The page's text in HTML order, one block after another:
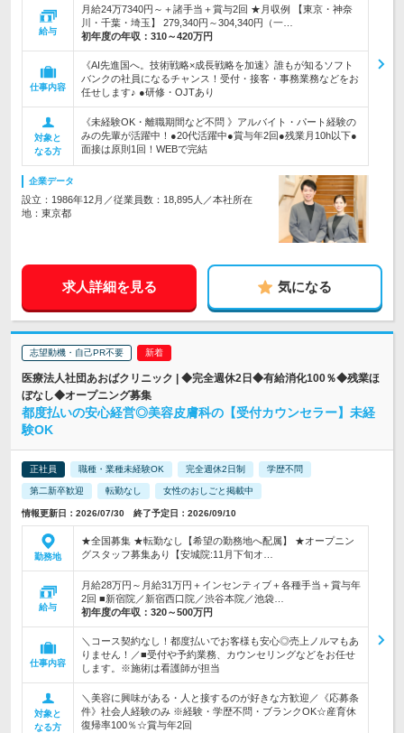
給与
月給24万7340円～＋諸手当＋賞与2回 ★月収例 【東京・神奈
川・千葉・埼玉】 279,340円～304,340円（一…
初年度の年収： 310～420万円
仕事内容
《AI先進国へ。技術戦略×成長戦略を加速》誰もが知るソフト
バンクの社員になるチャンス！受付・接客・事務業務などをお
任せします♪ ●研修・OJTあり
対象と
なる方
《未経験OK・離職期間など不問 》アルバイト・パート経験の
みの先輩が活躍中！●20代活躍中●賞与年2回●残業月10h以下●
面接は原則1回！WEBで完結
企業データ
設立：1986年12月／従業員数：18,895人／本社所在
地：東京都
求人詳細を見る 気になる
志望動機・自己PR不要
医療法人社団あおばクリニック | ◆完全週休2日◆有給消化100％◆残業ほ
ぼなし◆オープニング募集
都度払いの安心経営◎美容皮膚科の【受付カウンセラー】未経
験OK
正社員 職種・業種未経験OK 完全週休2日制 学歴不問
第二新卒歓迎 転勤なし 女性のおしごと掲載中
情報更新日：2026/07/30 終了予定日：2026/09/10
勤務地
★全国募集 ★転勤なし【希望の勤務地へ配属】 ★オープニン
グスタッフ募集あり【安城院:11月下旬オ…
給与
月給28万円～月給31万円＋インセンティブ＋各種手当＋賞与年
2回 ■新宿院／新宿西口院／渋谷本院／池袋…
初年度の年収： 320～500万円
仕事内容
＼コース契約なし！都度払いでお客様も安心◎売上ノルマもあ
りません！／■受付や予約業務、カウンセリングなどをお任せ
します。※施術は看護師が担当
対象と
なる方
＼美容に興味がある・人と接するのが好きな方歓迎／《応募条
件》社会人経験のみ ※経験・学歴不問・ブランクOK☆産育休
復帰率100％☆賞与年2回